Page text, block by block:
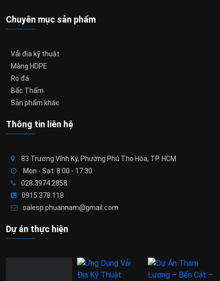
Chuyên mục sản phẩm
Vải địa kỹ thuật
Màng HDPE
Rọ đá
Bấc Thấm
Sản phẩm khác
Thông tin liên hệ
83 Trương Vĩnh Ký, Phường Phú Thọ Hòa, TP. HCM
Mon - Sat: 8:00 - 17:30
028.3974.2858
0915.378.118
salesp.phuannam@gmail.com
Dự án thực hiện